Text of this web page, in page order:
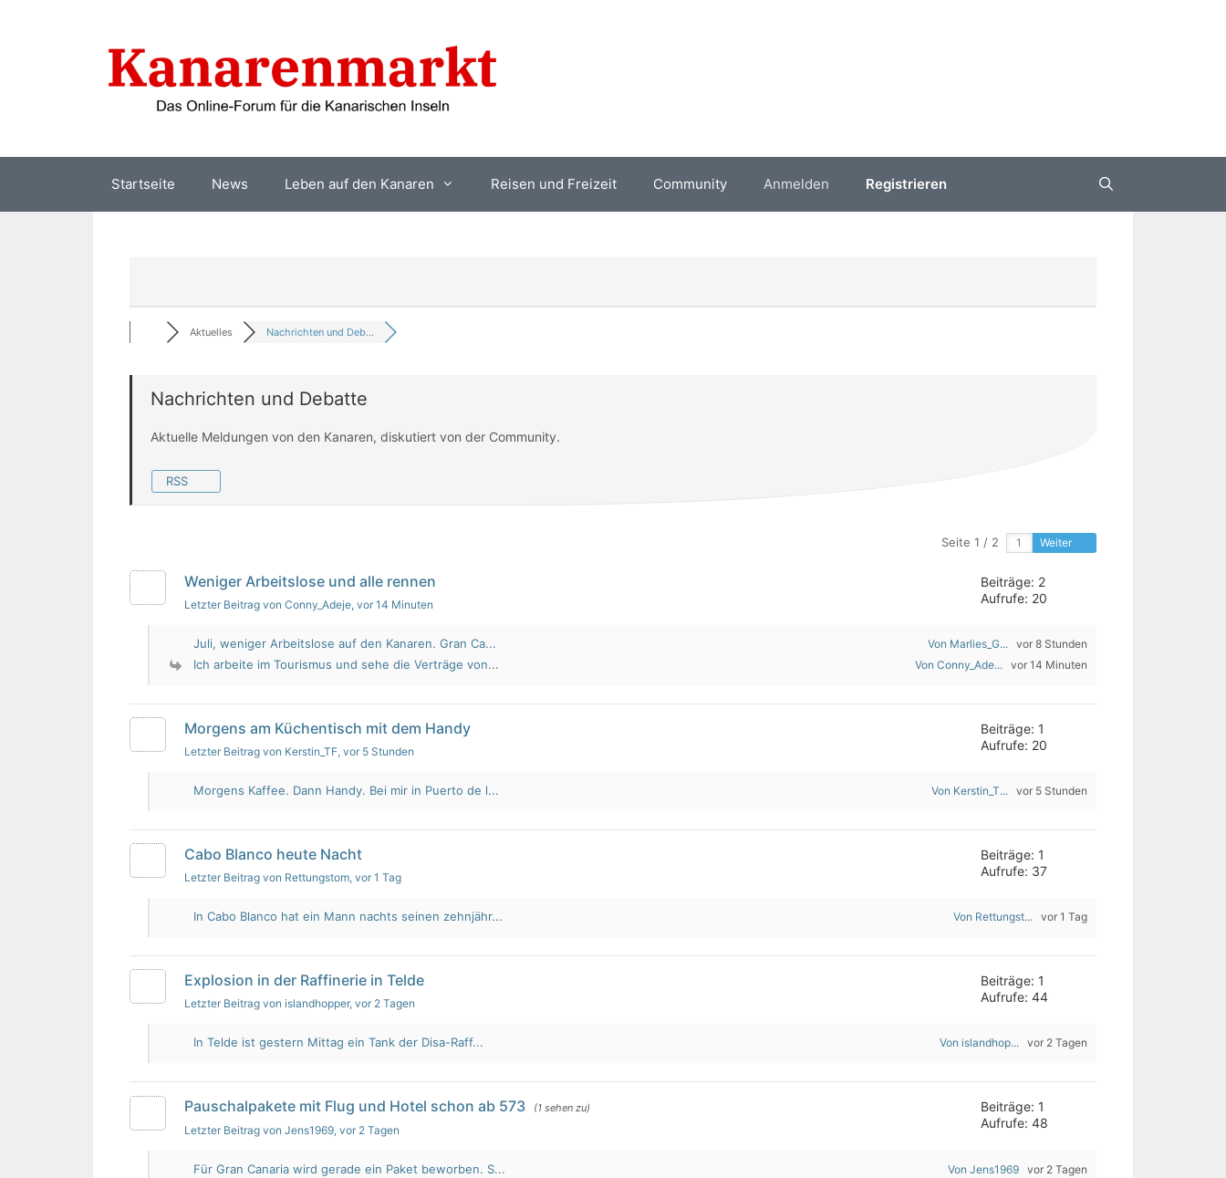
Startseite News Leben auf den Kanaren Reisen und Freizeit Community Anmelden Registrieren
Aktuelles Nachrichten und Deb...
Nachrichten und Debatte
Aktuelle Meldungen von den Kanaren, diskutiert von der Community.
RSS
Seite 1 / 2 Weiter
Weniger Arbeitslose und alle rennen
Letzter Beitrag von Conny_Adeje, vor 14 Minuten
Beiträge: 2
Aufrufe: 20
Juli, weniger Arbeitslose auf den Kanaren. Gran Ca... Von Marlies_G... vor 8 Stunden
Ich arbeite im Tourismus und sehe die Verträge von... Von Conny_Ade... vor 14 Minuten
Morgens am Küchentisch mit dem Handy
Letzter Beitrag von Kerstin_TF, vor 5 Stunden
Beiträge: 1
Aufrufe: 20
Morgens Kaffee. Dann Handy. Bei mir in Puerto de l... Von Kerstin_T... vor 5 Stunden
Cabo Blanco heute Nacht
Letzter Beitrag von Rettungstom, vor 1 Tag
Beiträge: 1
Aufrufe: 37
In Cabo Blanco hat ein Mann nachts seinen zehnjähr... Von Rettungst... vor 1 Tag
Explosion in der Raffinerie in Telde
Letzter Beitrag von islandhopper, vor 2 Tagen
Beiträge: 1
Aufrufe: 44
In Telde ist gestern Mittag ein Tank der Disa-Raff... Von islandhop... vor 2 Tagen
Pauschalpakete mit Flug und Hotel schon ab 573 (1 sehen zu)
Letzter Beitrag von Jens1969, vor 2 Tagen
Beiträge: 1
Aufrufe: 48
Für Gran Canaria wird gerade ein Paket beworben. S... Von Jens1969 vor 2 Tagen